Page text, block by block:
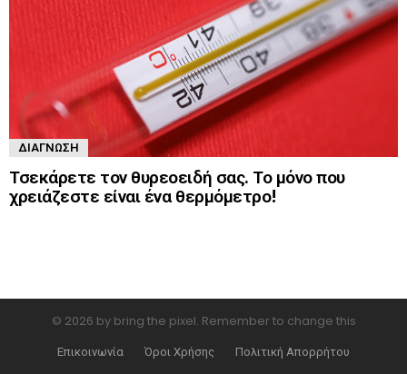
ΔΙΆΓΝΩΣΗ
Τσεκάρετε τον θυρεοειδή σας. Το μόνο που
χρειάζεστε είναι ένα θερμόμετρο!
© 2026 by bring the pixel. Remember to change this
Επικοινωνία
Όροι Χρήσης Πολιτική Απορρήτου